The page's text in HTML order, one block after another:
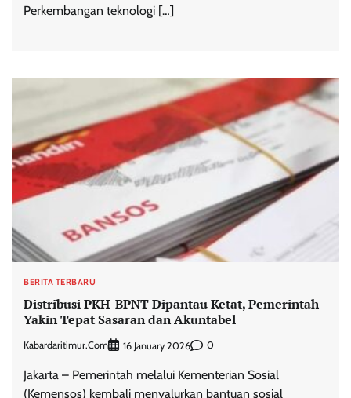
Perkembangan teknologi […]
BERITA TERBARU
Distribusi PKH-BPNT Dipantau Ketat, Pemerintah
Yakin Tepat Sasaran dan Akuntabel
Kabardaritimur.com 16 January 2026 0
Jakarta – Pemerintah melalui Kementerian Sosial
(Kemensos) kembali menyalurkan bantuan sosial